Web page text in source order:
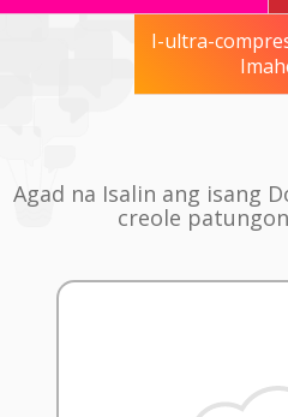
I-ultra-
Agad na Isalin ang isang
creole